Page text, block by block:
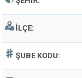
İLÇE:
ŞUBE KODU: